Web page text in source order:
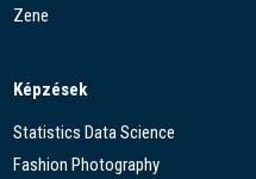
Zene
Képzések
Statistics Data Science
Fashion Photography